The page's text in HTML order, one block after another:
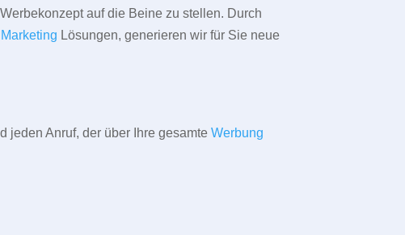
auf die Beine zu stellen. Durch
Marketing Lösungen, generieren wir für Sie neue
jeden Anruf, der über Ihre gesamteWerbung